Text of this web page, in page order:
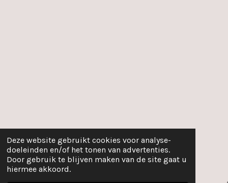
Deze website gebruikt cookies voor analyse-
doeleinden en/of het tonen van advertenties.
Door gebruik te blijven maken van de site gaat u
hiermee akkoord.